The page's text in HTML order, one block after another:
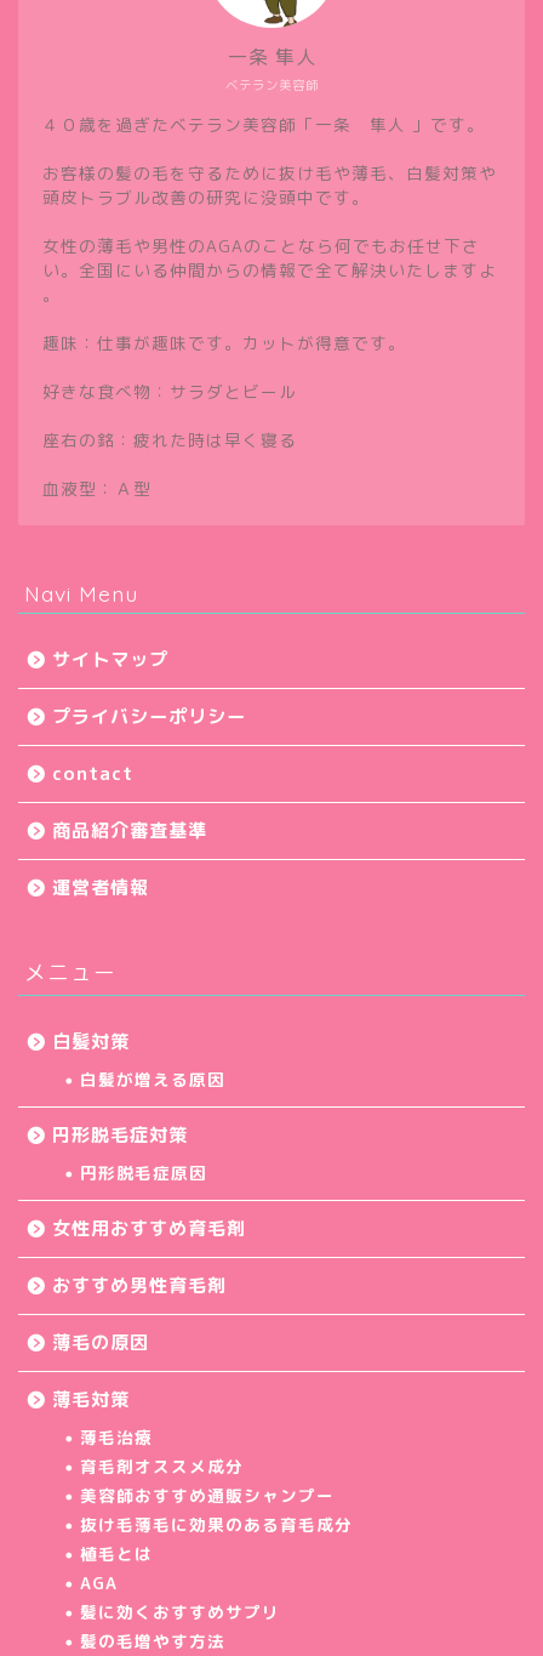
ベテラン美容師
一条 隼人
４０歳を過ぎたベテラン美容師「一条 隼人 」です。
お客様の髪の毛を守るために抜け毛や薄毛、白髪対策や
頭皮トラブル改善の研究に没頭中です。
女性の薄毛や男性のAGAのことなら何でもお任せ下さ
い。全国にいる仲間からの情報で全て解決いたしますよ
。
趣味：仕事が趣味です。カットが得意です。
好きな食べ物：サラダとビール
座右の銘：疲れた時は早く寝る
血液型：Ａ型
Navi Menu
サイトマップ
プライバシーポリシー
contact
商品紹介審査基準
運営者情報
メニュー
白髪対策
白髪が増える原因
円形脱毛症対策
円形脱毛症原因
女性用おすすめ育毛剤
おすすめ男性育毛剤
薄毛の原因
薄毛対策
薄毛治療
育毛剤オススメ成分
美容師おすすめ通販シャンプー
抜け毛薄毛に効果のある育毛成分
植毛とは
AGA
髪に効くおすすめサプリ
髪の毛増やす方法